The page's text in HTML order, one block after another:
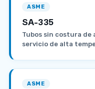
ASME
SA-335
Tubos sin costura
servicio de alta
ASME